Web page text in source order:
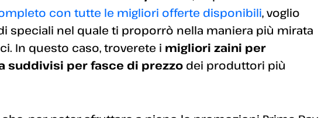
con tutte le migliori offerte disponibili, voglio
speciali nel quale ti proporrò nella maniera più mirata
In questo caso, troverete i migliori zaini per
suddivisi per fasce di prezzo dei produttori più